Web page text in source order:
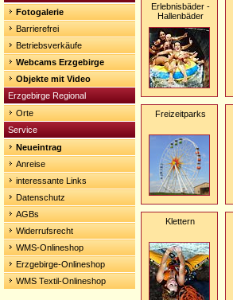
Fotogalerie
Barrierefrei
Betriebsverkäufe
Webcams Erzgebirge
Objekte mit Video
Erzgebirge Regional
Orte
Service
Neueintrag
Anreise
interessante Links
Datenschutz
AGBs
Widerrufsrecht
WMS-Onlineshop
Erzgebirge-Onlineshop
WMS Textil-Onlineshop
Erlebnisbäder -
Hallenbäder
Freizeitparks
Klettern